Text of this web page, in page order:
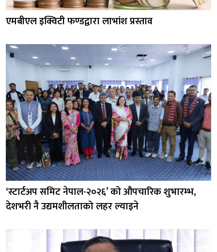
एमबीएल इक्विटी फण्डद्वारा लाभांश प्रस्ताव
‘स्टार्टअप समिट नेपाल-२०२६’ को औपचारिक शुभारम्भ,
देशभरी नै उद्यमशीलताको लहर ल्याइने